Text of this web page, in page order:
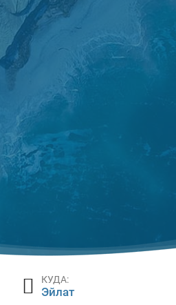
КУДА:
Эйлат